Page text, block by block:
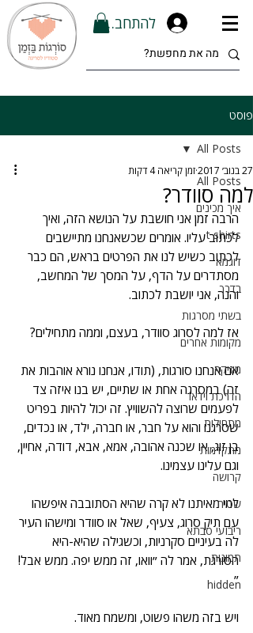
להתחברות
פוסט
All Posts
איך מכינים
t shirts
דוגמא
בדרך
בשתי מסרגות
מקומות אחרים
מוזיקה
הדרכת וידאו
מתחילות
מתקדמות
קרושה
שטיח
ריבועי סבתא
תמונות
hidden
All Posts
למה סוודר?
27 בנוב׳ 2017 זמן קריאה 4 דקות
הרבה זמן אני חושבת על הנושא הזה, ואיך
לכתוב עליו. אומרים שכשאנחנו מתיישבים
לכתוב כשיש לנו את הפרטים בראש, הם כבר
מסתדרים על הדף, על המסך של המחשב,
והנה, אני יושבת לכתוב.
אז למה לסרוג סוודר, בעצם, וממה מתחילים?
אם אנחנו סורגות, (תודו, אנחנו נורא אוהבות את
זה) במסרגה אחת או שתיים, יש בנו איזה צד
לפעמים שרוצה להשוויץ. זה יכול להיות בפריט
שסרגנו והוא על חבר, או חברה, ילד, או נכדים,
בן זוג, או שכנה אהובה, אמא, אבא, דודה, אחיין,
וגם עלינו עצמינו.
למי מאיתנו לא קרה שהיא הסתובבה איפשהו
עם תיק סרוג, צעיף, שאל או סוודר ומישהו העיר
לה בעיניים סקרניות, וכשגילה שהיא-היא
הסורגת, אמר לה ״וואו, זה ממש יפה. ממש אבל!
״
ויש בזה משהו פשוט, ומשמח מאוד.